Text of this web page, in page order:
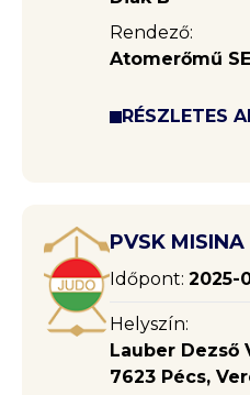
Rendező:
Atomerőmű SE
RÉSZLETES
PVSK MISINA
Időpont: 2025-
Helyszín:
Lauber Dezső
7623 Pécs,